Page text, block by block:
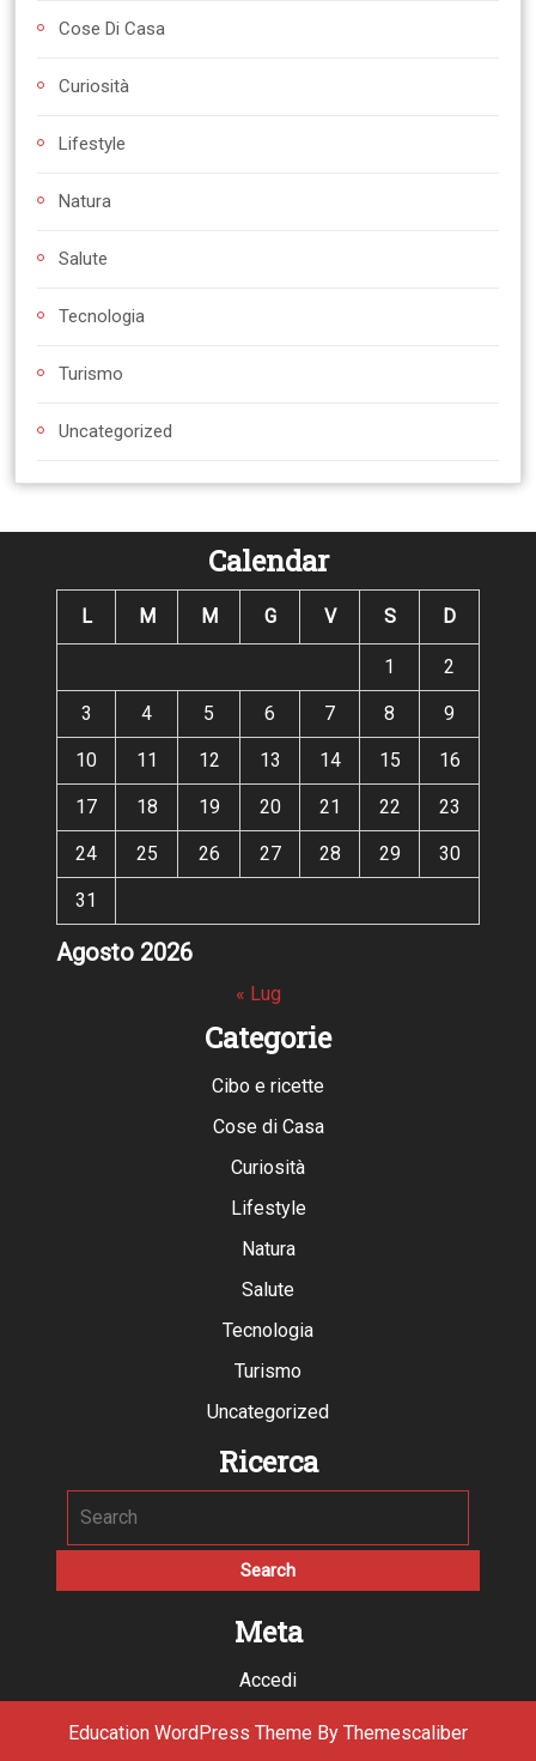
Cose Di Casa
Curiosità
Lifestyle
Natura
Salute
Tecnologia
Turismo
Uncategorized
Calendar
Agosto 2026
L M M G V S D
1 2
3 4 5 6 7 8 9
10 11 12 13 14 15 16
17 18 19 20 21 22 23
24 25 26 27 28 29 30
31
« Lug
Categorie
Cibo e ricette
Cose di Casa
Curiosità
Lifestyle
Natura
Salute
Tecnologia
Turismo
Uncategorized
Ricerca
Meta
Accedi
Education WordPress Theme By Themescaliber